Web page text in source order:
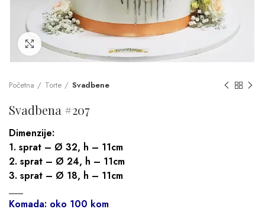
Click to enlarge
Početna Torte Svadbene
Svadbena #207
Dimenzije:
1. sprat – Ø 32, h – 11cm
2. sprat – Ø 24, h – 11cm
3. sprat – Ø 18, h – 11cm
___
Komada: oko 100 kom